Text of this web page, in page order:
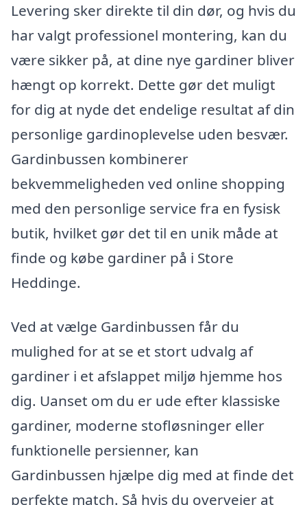
Levering sker direkte til din dør, og hvis du
har valgt professionel montering, kan du
være sikker på, at dine nye gardiner bliver
hængt op korrekt. Dette gør det muligt
for dig at nyde det endelige resultat af din
personlige gardinoplevelse uden besvær.
Gardinbussen kombinerer
bekvemmeligheden ved online shopping
med den personlige service fra en fysisk
butik, hvilket gør det til en unik måde at
finde og købe gardiner på i Store
Heddinge.
Ved at vælge Gardinbussen får du
mulighed for at se et stort udvalg af
gardiner i et afslappet miljø hjemme hos
dig. Uanset om du er ude efter klassiske
gardiner, moderne stofløsninger eller
funktionelle persienner, kan
Gardinbussen hjælpe dig med at finde det
perfekte match. Så hvis du overvejer at